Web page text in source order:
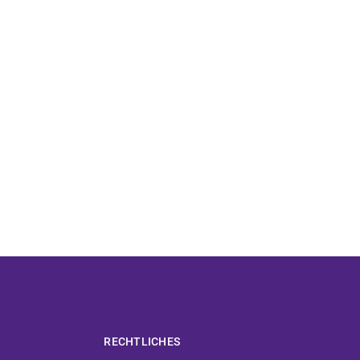
RECHTLICHES